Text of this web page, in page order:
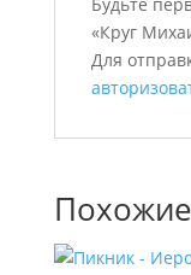
«Круг
Для
Похожие